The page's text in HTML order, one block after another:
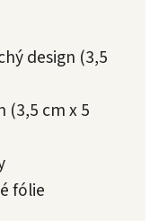
design (3,5
(3,5 cm x 5
fólie